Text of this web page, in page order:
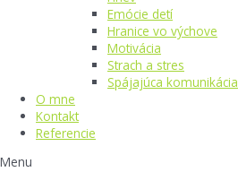
Emócie detí
Hranice vo výchove
Motivácia
Strach a stres
Spájajúca komunikácia
O mne
Kontakt
Referencie
Menu